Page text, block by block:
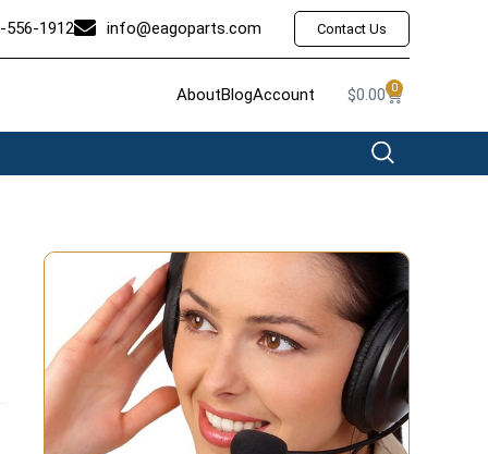
556-1912 info@eagoparts.com Contact Us
AboutBlogAccount $0.00 0